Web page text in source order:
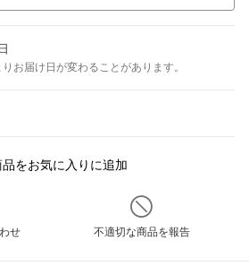
お届け日が変わることがあります。
品をお気に入りに追加
せ 不適切な商品を報告